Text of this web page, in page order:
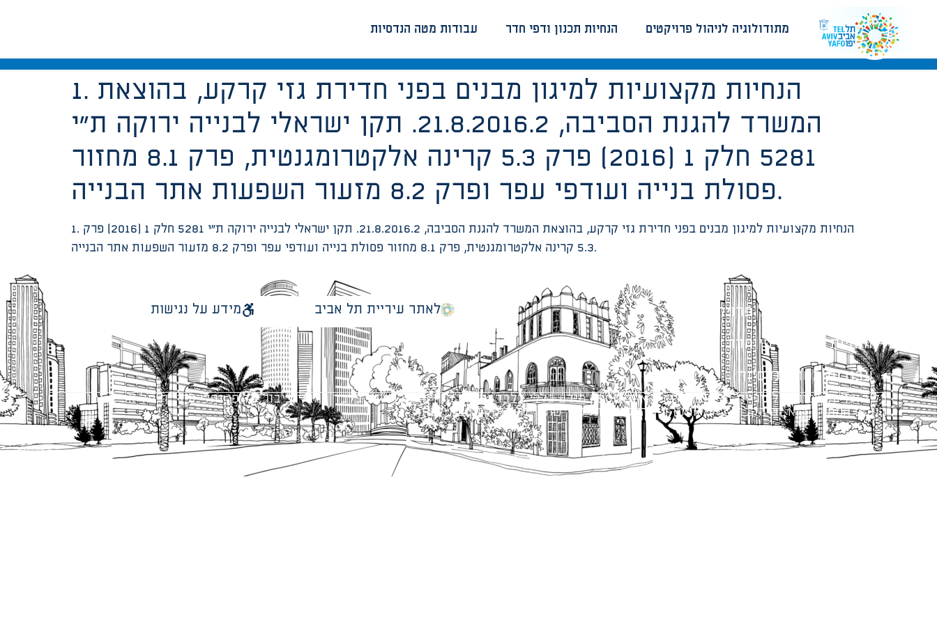
עבודות מטה הנדסיות הנחיות תכנון ודפי חדר מתודולוגיה לניהול פרויקטים
1. הנחיות מקצועיות למיגון מבנים בפני חדירת גזי קרקע, בהוצאת
המשרד להגנת הסביבה, 21.8.2016.2. תקן ישראלי לבנייה ירוקה ת”י
5281 חלק 1 (2016) פרק 5.3 קרינה אלקטרומגנטית, פרק 8.1 מחזור
פסולת בנייה ועודפי עפר ופרק 8.2 מזעור השפעות אתר הבנייה.
1. הנחיות מקצועיות למיגון מבנים בפני חדירת גזי קרקע, בהוצאת המשרד להגנת הסביבה, 21.8.2016.2. תקן ישראלי לבנייה ירוקה ת”י 5281 חלק 1 (2016) פרק
5.3 קרינה אלקטרומגנטית, פרק 8.1 מחזור פסולת בנייה ועודפי עפר ופרק 8.2 מזעור השפעות אתר הבנייה.
עבודות מטה הנדסיות
הנחיות תכנון ודפי חדר
מתודולוגיה לניהול פרויקטים לאתר עיריית תל אביב מידע על נגישות
כל הזכויות שמורות לעיריית תל-אביב-יפו. האתר מספק מידע כללי בלבד ומאגד הנחיות תכנוניות בלבד למבני ציבור על פי נהלי עיריית תל אביב-יפו.
הנוסח המחייב הוא זה הקבוע בהוראות הדין הרלוונטיות כפי שתהיינה בתוקף מעת לעת.